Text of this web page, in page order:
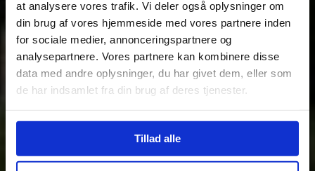
at analysere vores trafik. Vi deler også oplysninger om
din brug af vores hjemmeside med vores partnere inden
for sociale medier, annonceringspartnere og
analysepartnere. Vores partnere kan kombinere disse
data med andre oplysninger, du har givet dem, eller som
de har indsamlet fra din brug af deres tjenester.
Tillad alle